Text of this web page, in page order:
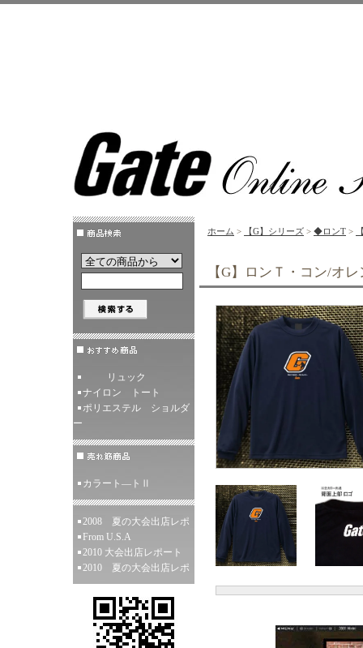
リュック
ナイロン トート
ポリエステル ショルダ
ー
カラート―トⅡ
2008 夏の大会出店レポ
From U.S.A
2010 大会出店レポート
2010 夏の大会出店レポ
ホーム > 【G】シリーズ > ◆ロンT >
【G】ロンＴ・コン/オ